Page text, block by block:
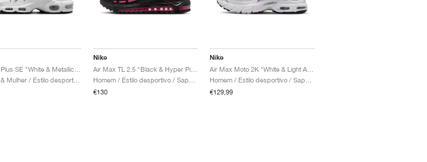
Air Max Plus SE "White & Metallic Silver"
Homem & Mulher / Estilo desportivo / Sapatos
Nike
Air Max TL 2.5 "Black & Hyper Pink"
€130
Nike
€129,99